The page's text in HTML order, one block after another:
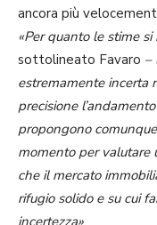
ancora più
«Per quanto le stime
sottolineato Favaro –
estremamente incerta
precisione
propongono
momento per valutare
che il mercato
rifugio solido e su cui
incertezza»